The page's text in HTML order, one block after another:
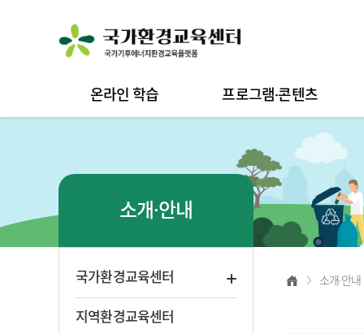
온라인 학습 프로그램·콘텐츠
소개·안내
국가환경교육센터
지역환경교육센터
소개·안내